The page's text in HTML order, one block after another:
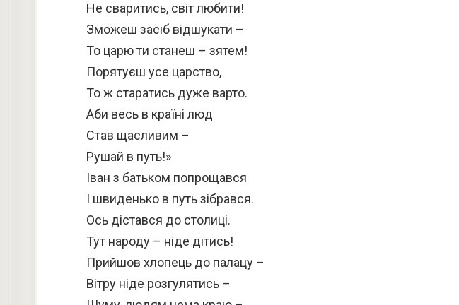
Не сваритись, світ любити!
Зможеш засіб відшукати –
То царю ти станеш – зятем!
Порятуєш усе царство,
То ж старатись дуже варто.
Аби весь в країні люд
Став щасливим –
Рушай в путь!»
Іван з батьком попрощався
І швиденько в путь зібрався.
Ось дістався до столиці.
Тут народу – ніде дітись!
Прийшов хлопець до палацу –
Вітру ніде розгулятись –